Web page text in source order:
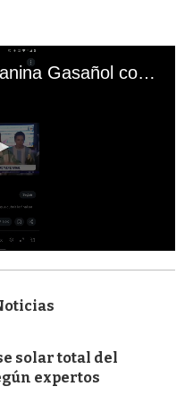
El mal momento de Yanina Gasañol con un hincha argentino en "Subrayado"
solar total del
expertos